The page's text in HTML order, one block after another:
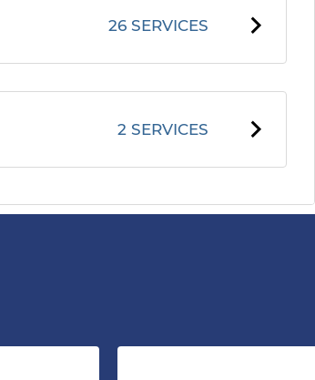
26 SERVICES
2 SERVICES